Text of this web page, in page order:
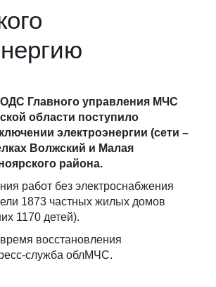
ОДС Главного управления МЧС
области поступило
электроэнергии (сети –
Волжский и Малая
района.
работ без электроснабжения
1873 частных жилых домов
1170 детей).
восстановления
служба облМЧС.